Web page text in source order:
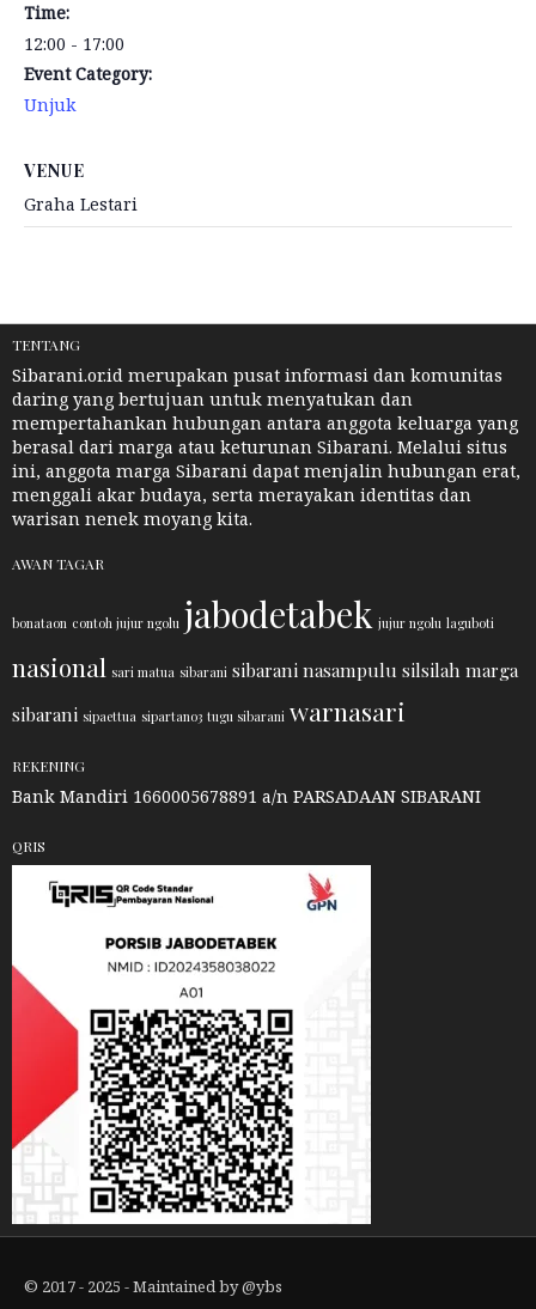
Time:
12:00 - 17:00
Event Category:
Unjuk
VENUE
Graha Lestari
TENTANG
Sibarani.or.id merupakan pusat informasi dan komunitas
daring yang bertujuan untuk menyatukan dan
mempertahankan hubungan antara anggota keluarga yang
berasal dari marga atau keturunan Sibarani. Melalui situs
ini, anggota marga Sibarani dapat menjalin hubungan erat,
menggali akar budaya, serta merayakan identitas dan
warisan nenek moyang kita.
AWAN TAGAR
bonataon contoh jujur ngolu jabodetabek jujur ngolu laguboti
nasional sari matua sibarani sibarani nasampulu silsilah marga
sibarani sipaettua sipartano3 tugu sibarani warnasari
REKENING
Bank Mandiri 1660005678891 a/n PARSADAAN SIBARANI
QRIS
© 2017 - 2025 - Maintained by@ybs